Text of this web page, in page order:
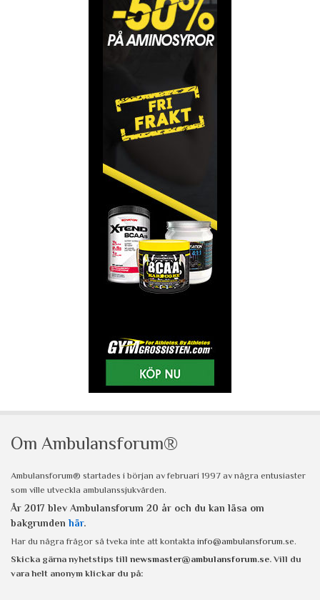
Om Ambulansforum®
Ambulansforum® startades i början av februari 1997 av några entusiaster
som ville utveckla ambulanssjukvården.
År 2017 blev Ambulansforum 20 år och du kan läsa om
bakgrunden här.
Har du några frågor så tveka inte att kontakta info@ambulansforum.se.
Skicka gärna nyhetstips till newsmaster@ambulansforum.se. Vill du
vara helt anonym klickar du på: